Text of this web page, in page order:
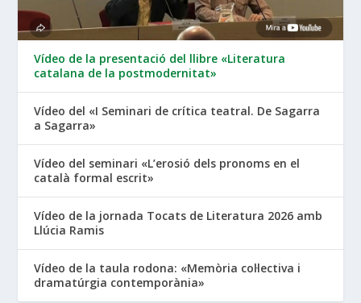
Vídeo de la presentació del llibre «Literatura
catalana de la postmodernitat»
Vídeo del «I Seminari de crítica teatral. De Sagarra
a Sagarra»
Vídeo del seminari «L’erosió dels pronoms en el
català formal escrit»
Vídeo de la jornada Tocats de Literatura 2026 amb
Llúcia Ramis
Vídeo de la taula rodona: «Memòria col·lectiva i
dramatúrgia contemporània»